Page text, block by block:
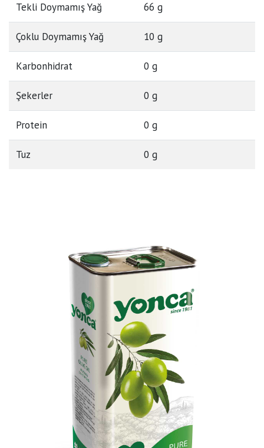
Tekli Doymamış Yağ 66 g
Çoklu Doymamış Yağ 10 g
Karbonhidrat 0 g
Şekerler 0 g
Protein 0 g
Tuz 0 g